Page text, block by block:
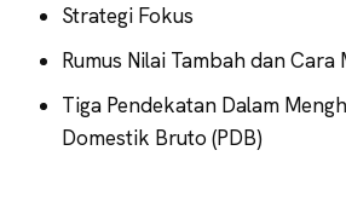
Strategi Fokus
Rumus Nilai Tambah dan
Tiga Pendekatan Dalam
Domestik Bruto (PDB)